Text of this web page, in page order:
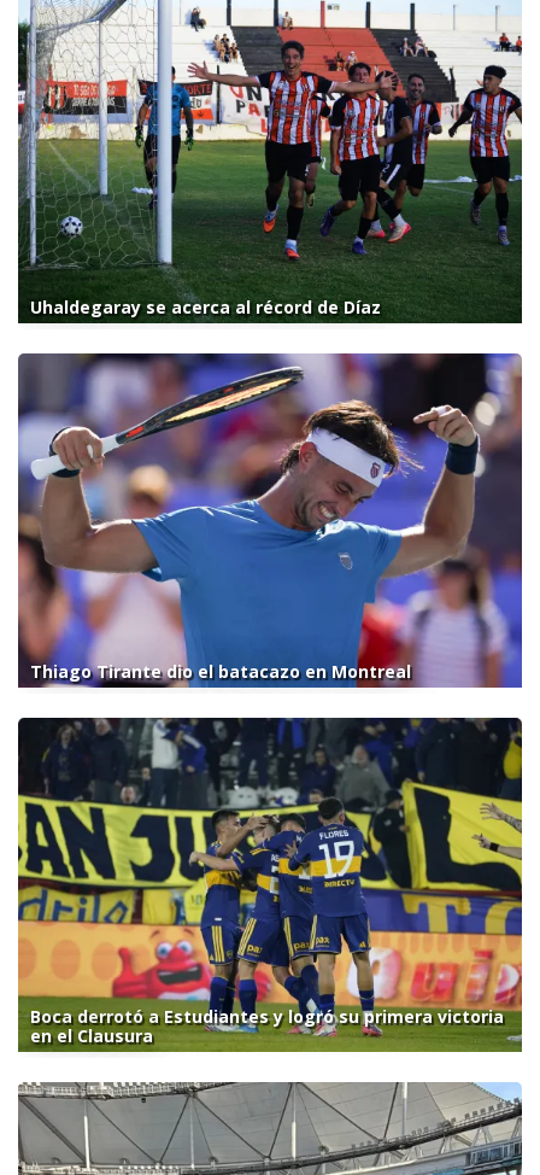
Uhaldegaray se acerca al récord de Díaz
Thiago Tirante dio el batacazo en Montreal
Boca derrotó a Estudiantes y logró su primera victoria
en el Clausura